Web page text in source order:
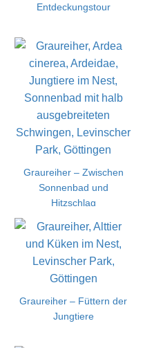
Entdeckungstour
Graureiher – Zwischen
Sonnenbad und
Hitzschlag
Graureiher – Füttern der
Jungtiere